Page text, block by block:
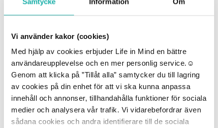
Vi använder kakor (cookies)
Med hjälp av cookies erbjuder Life in Mind en bättre
användareupplevelse och en mer personlig service.☺︎
Genom att klicka på ”Tillåt alla” samtycker du till lagring
av cookies på din enhet för att vi ska kunna anpassa
innehåll och annonser, tillhandahålla funktioner för sociala
medier och analysera vår trafik. Vi vidarebefordrar även
sådana cookies och andra identifierare till de sociala